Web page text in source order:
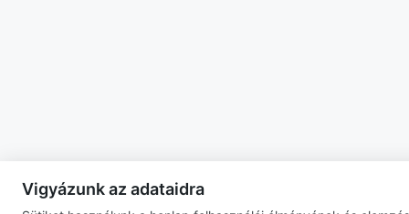
Vigyázunk az adataidra